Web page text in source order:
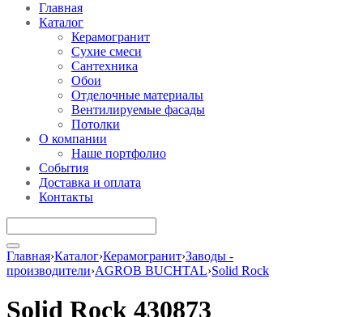
Главная
Каталог
Керамогранит
Сухие смеси
Сантехника
Обои
Отделочные материалы
Вентилируемые фасады
Потолки
О компании
Наше портфолио
События
Доставка и оплата
Контакты
Главная›Каталог›Керамогранит›Заводы -
производители›AGROB BUCHTAL›Solid Rock
Solid Rock 430873